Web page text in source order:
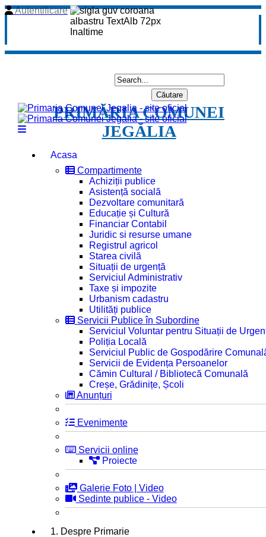
Autentificare
PRIMĂRIA COMUNEI
JEGĂLIA
Acasa
Compartimente
Achiziții publice
Asistență socială
Dezvoltare comunitară
Educație și Cultură
Financiar Contabil
Juridic si resurse umane
Registrul agricol
Starea civilă
Situații de urgență
Serviciul Administrativ
Taxe și impozite
Urbanism cadastru
Utilități publice
Servicii Publice în Subordine
Serviciul Voluntar pentru Situații de
Poliția Locală
Serviciul Public de Gospodărire
Servicii de Evidența Persoanelor
Cămin Cultural / Bibliotecă Comunală
Creșe, Grădinițe, Școli
Anunțuri
Evenimente
Servicii online
Proiecte
Galerie Foto | Video
Sedinte publice - Video
1. Despre Primarie